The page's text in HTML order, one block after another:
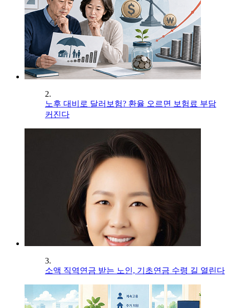
2.
노후 대비로 달러보험? 환율 오르면 보험료 부담
커진다
3.
소액 직역연금 받는 노인, 기초연금 수령 길 열린다